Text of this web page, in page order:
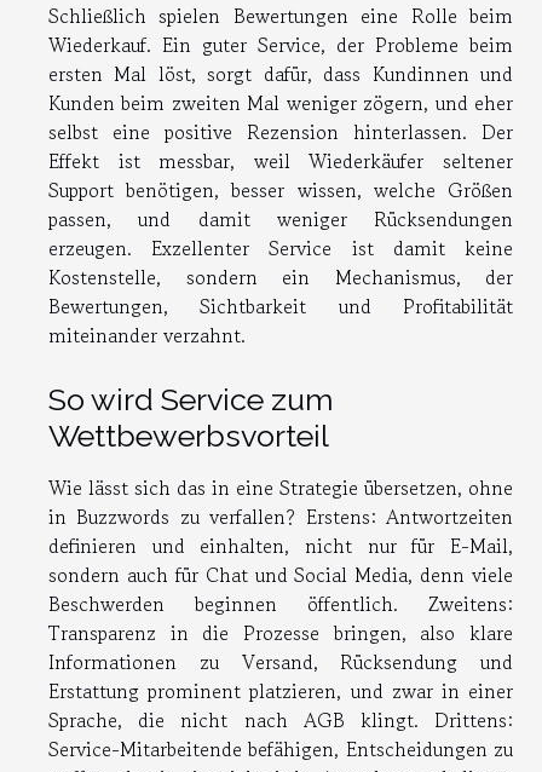
Schließlich spielen Bewertungen eine Rolle beim
Wiederkauf. Ein guter Service, der Probleme beim
ersten Mal löst, sorgt dafür, dass Kundinnen und
Kunden beim zweiten Mal weniger zögern, und eher
selbst eine positive Rezension hinterlassen. Der
Effekt ist messbar, weil Wiederkäufer seltener
Support benötigen, besser wissen, welche Größen
passen, und damit weniger Rücksendungen
erzeugen. Exzellenter Service ist damit keine
Kostenstelle, sondern ein Mechanismus, der
Bewertungen, Sichtbarkeit und Profitabilität
miteinander verzahnt.
So wird Service zum
Wettbewerbsvorteil
Wie lässt sich das in eine Strategie übersetzen, ohne
in Buzzwords zu verfallen? Erstens: Antwortzeiten
definieren und einhalten, nicht nur für E-Mail,
sondern auch für Chat und Social Media, denn viele
Beschwerden beginnen öffentlich. Zweitens:
Transparenz in die Prozesse bringen, also klare
Informationen zu Versand, Rücksendung und
Erstattung prominent platzieren, und zwar in einer
Sprache, die nicht nach AGB klingt. Drittens:
Service-Mitarbeitende befähigen, Entscheidungen zu